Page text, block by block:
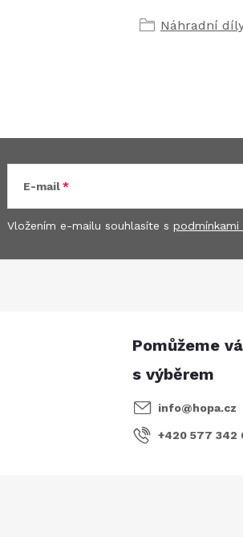
Náhradní
E-mail
Vložením e-mailu souhlasíte s podmínkami
info@hopa.cz
+420 577 342